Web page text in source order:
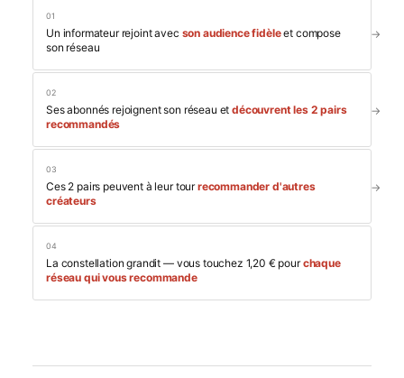
01
Un informateur rejoint avec son audience fidèleet compose
son réseau
02
Ses abonnés rejoignent son réseau etdécouvrent les 2 pairs
recommandés
03
Ces 2 pairs peuvent à leur tourrecommander d'autres
créateurs
04
La constellation grandit — vous touchez 1,20 € pourchaque
réseau qui vous recommande